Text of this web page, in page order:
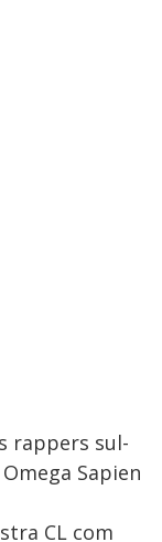
rappers sul-
Sapien
CL com